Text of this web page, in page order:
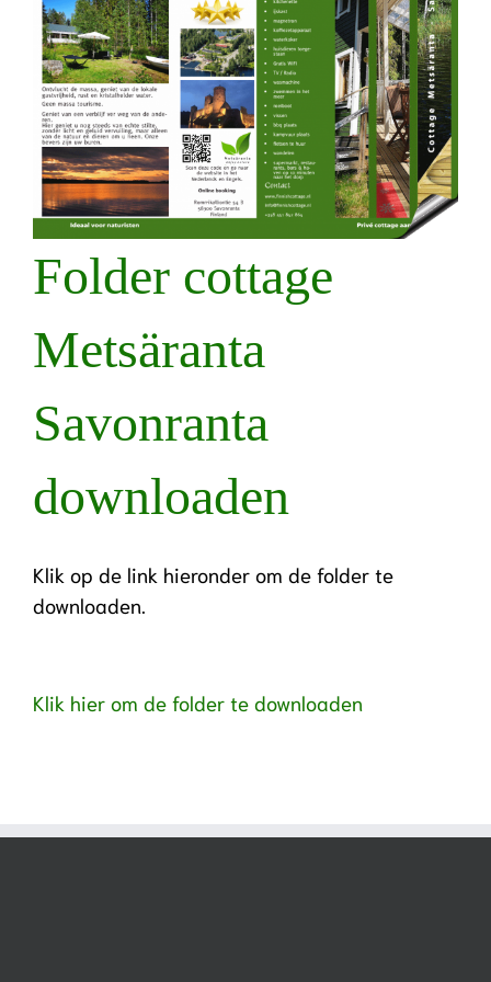
Folder cottage
Metsäranta
Savonranta
downloaden
Klik op de link hieronder om de folder te
downloaden.
Klik hier om de folder te downloaden